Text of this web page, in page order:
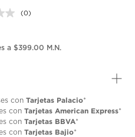
Sin
en
(0)
a $399.00 M.N.
con Tarjetas Palacio*
con Tarjetas American Express*
con Tarjetas BBVA*
con Tarjetas Bajio*